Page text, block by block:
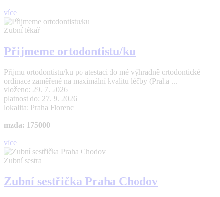
více
Zubní lékař
Přijmeme ortodontistu/ku
Přijmu ortodontistu/ku po atestaci do mé výhradně ortodontické
ordinace zaměřené na maximální kvalitu léčby (Praha ...
vloženo: 29. 7. 2026
platnost do: 27. 9. 2026
lokalita: Praha Florenc
mzda: 175000
více
Zubní sestra
Zubní sestřička Praha Chodov